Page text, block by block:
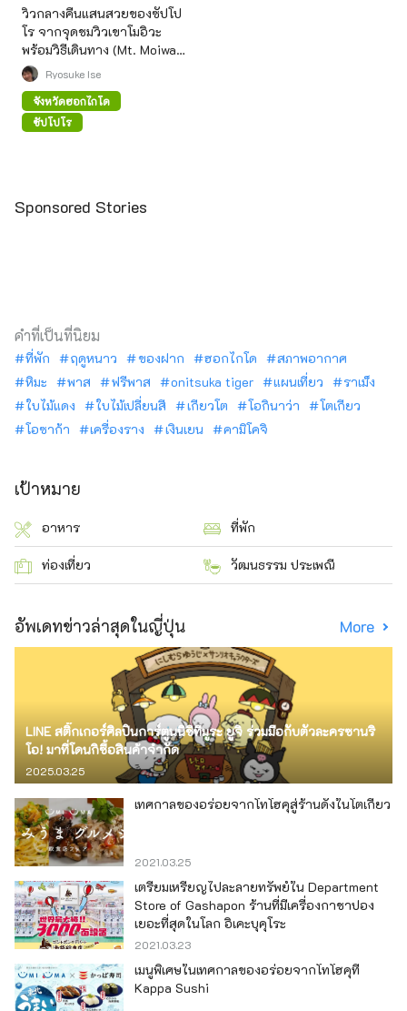
วิวกลางคืนแสนสวยของซัปโป
โร จากจุดชมวิวเขาโมอิวะ
พร้อมวิธีเดินทาง (Mt. Moiwa,
Sapporo)Ryosuke Ise
จังหวัดฮอกไกโด
ซัปโปโร
Sponsored Stories
คำที่เป็นที่นิยม
ที่พัก ฤดูหนาว ของฝาก ฮอกไกโด
สภาพอากาศ
หิมะ
พาส ฟรีพาส onitsuka tiger แผนเที่ยว
ราเม็ง
ใบไม้แดง
ใบไม้เปลี่ยนสี เกียวโต โอกินาว่า
โตเกียว
โอซาก้า
เครื่องราง เงินเยน คามิโคจิ
เป้าหมาย
อาหาร ที่พัก
ท่องเที่ยว วัฒนธรรม ประเพณี
อัพเดทข่าวล่าสุดในญี่ปุ่น More
LINE สติ๊กเกอร์ศิลปินการ์ตูนนิชิทีมูระ ยูจิ ร่วมมือกับตัวละครซานริ
โอ! มาที่โดนกิซื้อสินค้าจำกัด
2025.03.25
เทศกาลของอร่อยจากโทโฮคุสู่ร้านดังในโตเกียว
2021.03.25
เตรียมเหรียญไปละลายทรัพย์ใน Department
Store of Gashapon ร้านที่มีเครื่องกาชาปอง
เยอะที่สุดในโลก อิเคะบุคุโระ
2021.03.23
เมนูพิเศษในเทศกาลของอร่อยจากโทโฮคุที่
Kappa Sushi